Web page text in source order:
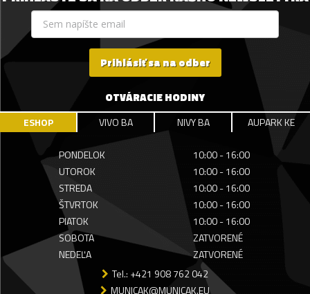
Prihlásiť sa na odber
OTVÁRACIE HODINY
ESHOP VIVO BA NIVY BA AUPARK KE
PONDELOK
10:00 - 16:00
UTOROK
10:00 - 16:00
STREDA
10:00 - 16:00
ŠTVRTOK
10:00 - 16:00
PIATOK
10:00 - 16:00
SOBOTA
ZATVORENÉ
NEDEĽA
ZATVORENÉ
Tel.: +421 908 762 042
MUNICAK@MUNICAK.EU